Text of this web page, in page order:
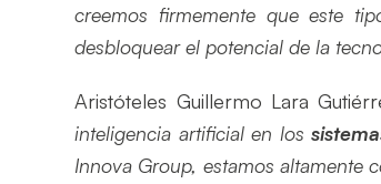
creemos firmemente que este
desbloquear el potencial de la
Aristóteles Guillermo Lara
inteligencia artificial en los
Innova Group, estamos altamente